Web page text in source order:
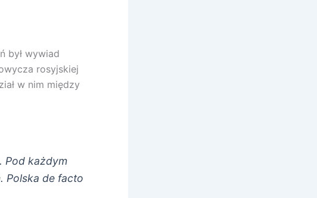
był wywiad
rosyjskiej
w nim między
Pod każdym
Polska de facto